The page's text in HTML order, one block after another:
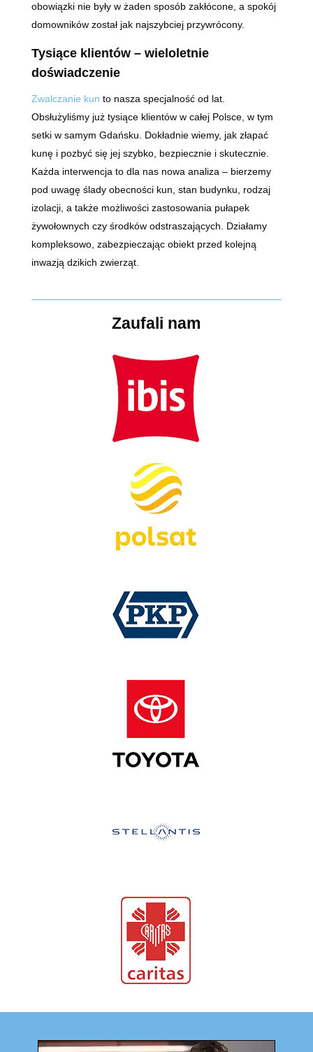
obowiązki nie były w żaden sposób zakłócone, a spokój
domowników został jak najszybciej przywrócony.
Tysiące klientów – wieloletnie
doświadczenie
Zwalczanie kun to nasza specjalność od lat.
Obsłużyliśmy już tysiące klientów w całej Polsce, w tym
setki w samym Gdańsku. Dokładnie wiemy, jak złapać
kunę i pozbyć się jej szybko, bezpiecznie i skutecznie.
Każda interwencja to dla nas nowa analiza – bierzemy
pod uwagę ślady obecności kun, stan budynku, rodzaj
izolacji, a także możliwości zastosowania pułapek
żywołownych czy środków odstraszających. Działamy
kompleksowo, zabezpieczając obiekt przed kolejną
inwazją dzikich zwierząt.
Zaufali nam